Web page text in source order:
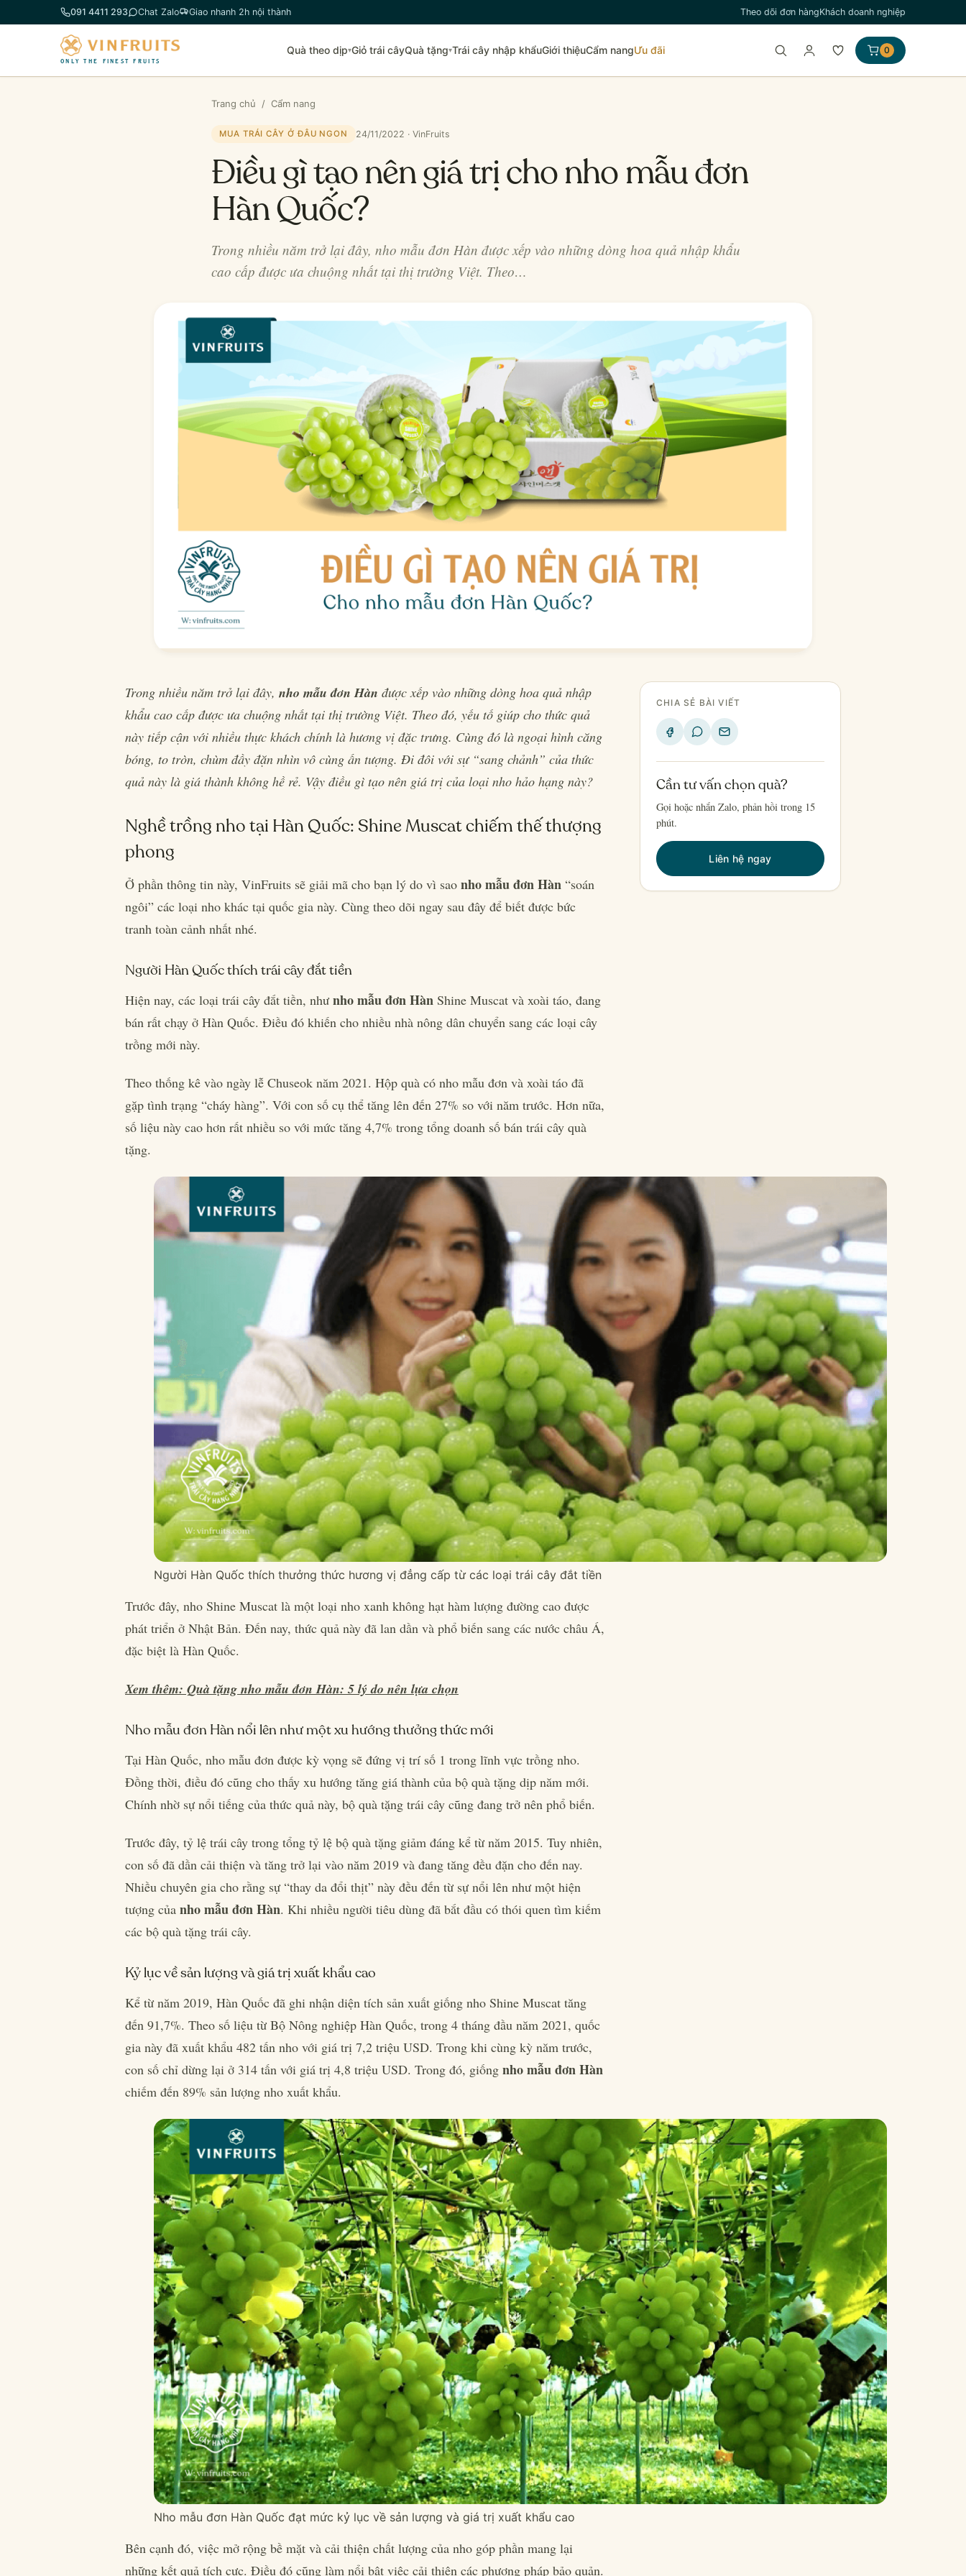
đến
dung
091 4411 293 Chat Zalo Giao nhanh 2h nội thành Theo dõi đơn hàngKhách doanh nghiệp
ONLY THE FINEST FRUITS
Quà theo dịp▾Giỏ trái câyQuà tặng▾Trái cây nhập khẩuGiới thiệuCẩm nangƯu đãi 0
Trang chủ / Cẩm nang
MUA TRÁI CÂY Ở ĐÂU NGON 24/11/2022 · VinFruits
Điều gì tạo nên giá trị cho nho mẫu đơn
Hàn Quốc?
Trong nhiều năm trở lại đây, nho mẫu đơn Hàn được xếp vào những dòng hoa quả nhập khẩu
cao cấp được ưa chuộng nhất tại thị trường Việt. Theo…
Trong nhiều năm trở lại đây, nho mẫu đơn Hàn được xếp vào những dòng hoa quả nhập
khẩu cao cấp được ưa chuộng nhất tại thị trường Việt. Theo đó, yếu tố giúp cho thức quả
này tiếp cận với nhiều thực khách chính là hương vị đặc trưng. Cùng đó là ngoại hình căng
bóng, to tròn, chùm đầy đặn nhìn vô cùng ấn tượng. Đi đôi với sự “sang chảnh” của thức
quả này là giá thành không hề rẻ. Vậy điều gì tạo nên giá trị của loại nho hảo hạng này?
Nghề trồng nho tại Hàn Quốc: Shine Muscat chiếm thế thượng
phong
Ở phần thông tin này, VinFruits sẽ giải mã cho bạn lý do vì sao nho mẫu đơn Hàn “soán
ngôi” các loại nho khác tại quốc gia này. Cùng theo dõi ngay sau đây để biết được bức
tranh toàn cảnh nhất nhé.
Người Hàn Quốc thích trái cây đắt tiền
Hiện nay, các loại trái cây đắt tiền, như nho mẫu đơn Hàn Shine Muscat và xoài táo, đang
bán rất chạy ở Hàn Quốc. Điều đó khiến cho nhiều nhà nông dân chuyển sang các loại cây
trồng mới này.
Theo thống kê vào ngày lễ Chuseok năm 2021. Hộp quà có nho mẫu đơn và xoài táo đã
gặp tình trạng “cháy hàng”. Với con số cụ thể tăng lên đến 27% so với năm trước. Hơn nữa,
số liệu này cao hơn rất nhiều so với mức tăng 4,7% trong tổng doanh số bán trái cây quà
tặng.
Người Hàn Quốc thích thưởng thức hương vị đẳng cấp từ các loại trái cây đắt tiền
Trước đây, nho Shine Muscat là một loại nho xanh không hạt hàm lượng đường cao được
phát triển ở Nhật Bản. Đến nay, thức quả này đã lan dần và phổ biến sang các nước châu Á,
đặc biệt là Hàn Quốc.
Xem thêm: Quà tặng nho mẫu đơn Hàn: 5 lý do nên lựa chọn
Nho mẫu đơn Hàn nổi lên như một xu hướng thưởng thức mới
Tại Hàn Quốc, nho mẫu đơn được kỳ vọng sẽ đứng vị trí số 1 trong lĩnh vực trồng nho.
Đồng thời, điều đó cũng cho thấy xu hướng tăng giá thành của bộ quà tặng dịp năm mới.
Chính nhờ sự nổi tiếng của thức quả này, bộ quà tặng trái cây cũng đang trở nên phổ biến.
Trước đây, tỷ lệ trái cây trong tổng tỷ lệ bộ quà tặng giảm đáng kể từ năm 2015. Tuy nhiên,
con số đã dần cải thiện và tăng trở lại vào năm 2019 và đang tăng đều đặn cho đến nay.
Nhiều chuyên gia cho rằng sự “thay da đổi thịt” này đều đến từ sự nổi lên như một hiện
tượng của nho mẫu đơn Hàn. Khi nhiều người tiêu dùng đã bắt đầu có thói quen tìm kiếm
các bộ quà tặng trái cây.
Kỷ lục về sản lượng và giá trị xuất khẩu cao
Kể từ năm 2019, Hàn Quốc đã ghi nhận diện tích sản xuất giống nho Shine Muscat tăng
đến 91,7%. Theo số liệu từ Bộ Nông nghiệp Hàn Quốc, trong 4 tháng đầu năm 2021, quốc
gia này đã xuất khẩu 482 tấn nho với giá trị 7,2 triệu USD. Trong khi cùng kỳ năm trước,
con số chỉ dừng lại ở 314 tấn với giá trị 4,8 triệu USD. Trong đó, giống nho mẫu đơn Hàn
chiếm đến 89% sản lượng nho xuất khẩu.
Nho mẫu đơn Hàn Quốc đạt mức kỷ lục về sản lượng và giá trị xuất khẩu cao
Bên cạnh đó, việc mở rộng bề mặt và cải thiện chất lượng của nho góp phần mang lại
những kết quả tích cực. Điều đó cũng làm nổi bật việc cải thiện các phương pháp bảo quản.
CHIA SẺ BÀI VIẾT
Cần tư vấn chọn quà?
Gọi hoặc nhắn Zalo, phản hồi trong 15
phút.
Liên hệ ngay